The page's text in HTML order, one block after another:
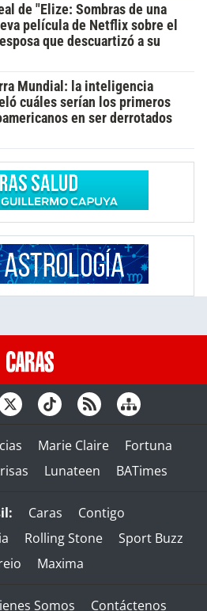
de "Elize: Sombras de una
película de Netflix sobre el
que descuartizó a su
Mundial: la inteligencia
cuáles serían los primeros
en ser derrotados
Marie Claire
Fortuna
Lunateen BATimes
Caras
Contigo
Rolling Stone
Sport Buzz
Maxima
Somos Contáctenos